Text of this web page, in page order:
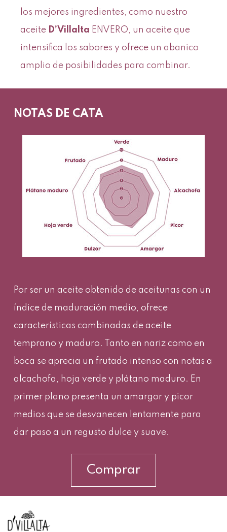
los mejores ingredientes, como nuestro
aceite D’Villalta ENVERO, un aceite que
intensifica los sabores y ofrece un abanico
amplio de posibilidades para combinar.
NOTAS DE CATA
Por ser un aceite obtenido de aceitunas con un
índice de maduración medio, ofrece
características combinadas de aceite
temprano y maduro. Tanto en nariz como en
boca se aprecia un frutado intenso con notas a
alcachofa, hoja verde y plátano maduro. En
primer plano presenta un amargor y picor
medios que se desvanecen lentamente para
dar paso a un regusto dulce y suave.
Comprar